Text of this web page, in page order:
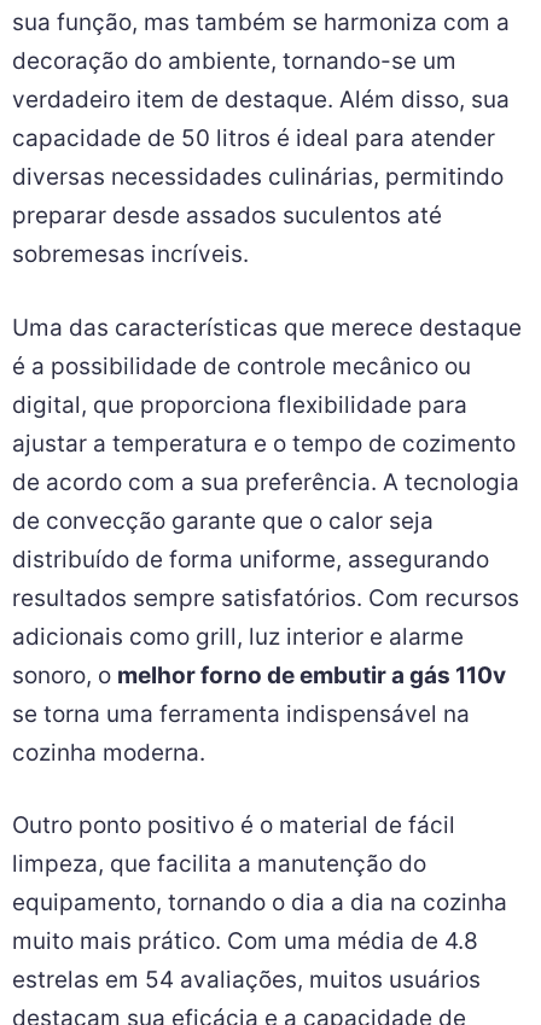
sua função, mas também se harmoniza com a
decoração do ambiente, tornando-se um
verdadeiro item de destaque. Além disso, sua
capacidade de 50 litros é ideal para atender
diversas necessidades culinárias, permitindo
preparar desde assados suculentos até
sobremesas incríveis.
Uma das características que merece destaque
é a possibilidade de controle mecânico ou
digital, que proporciona flexibilidade para
ajustar a temperatura e o tempo de cozimento
de acordo com a sua preferência. A tecnologia
de convecção garante que o calor seja
distribuído de forma uniforme, assegurando
resultados sempre satisfatórios. Com recursos
adicionais como grill, luz interior e alarme
sonoro, o melhor forno de embutir a gás 110v
se torna uma ferramenta indispensável na
cozinha moderna.
Outro ponto positivo é o material de fácil
limpeza, que facilita a manutenção do
equipamento, tornando o dia a dia na cozinha
muito mais prático. Com uma média de 4.8
estrelas em 54 avaliações, muitos usuários
destacam sua eficácia e a capacidade de